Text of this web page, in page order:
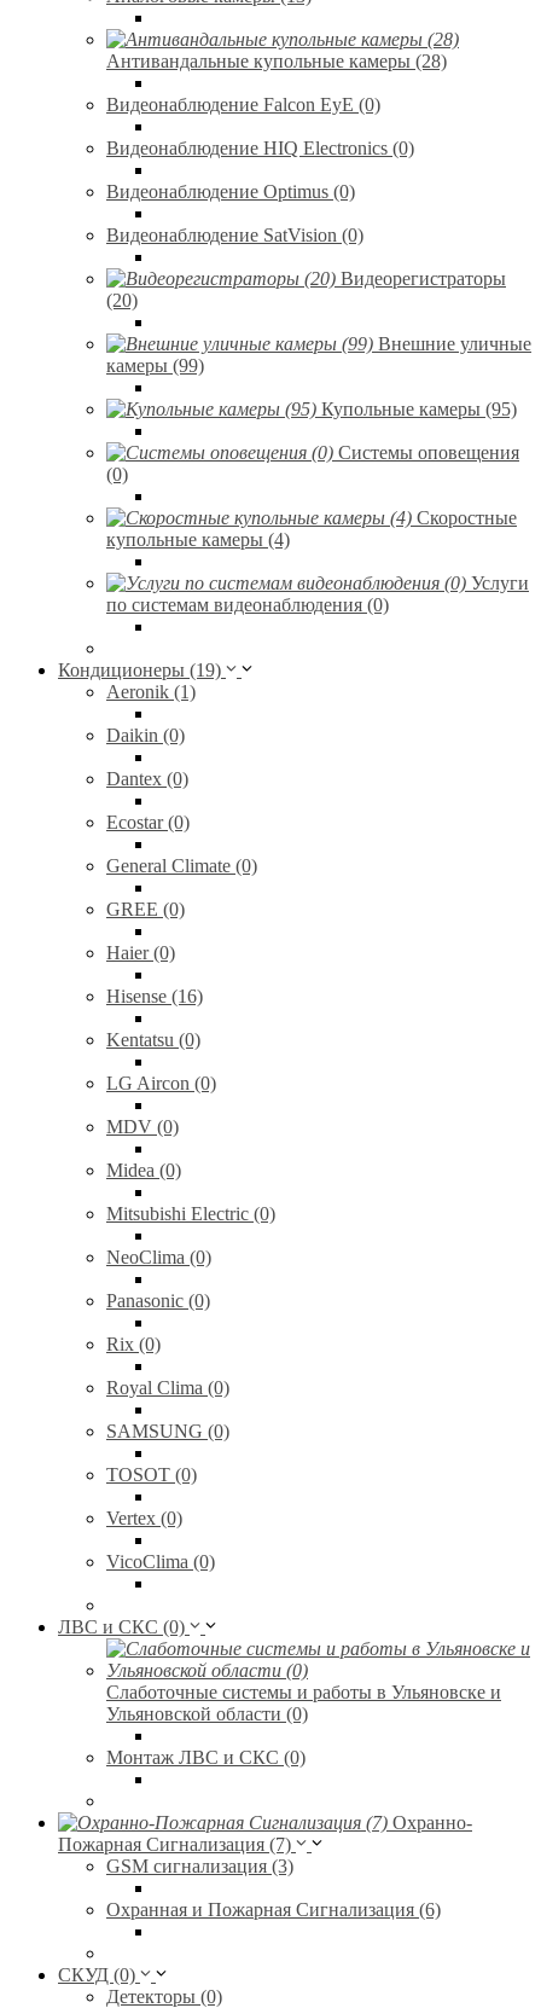
Антивандальные купольные камеры (28)
Видеонаблюдение Falcon EyE (0)
Видеонаблюдение HIQ Electronics (0)
Видеонаблюдение Optimus (0)
Видеонаблюдение SatVision (0)
Видеорегистраторы
(20)
Внешние уличные
камеры (99)
Купольные камеры (95)
Системы оповещения
(0)
Скоростные
купольные камеры (4)
Услуги
по системам видеонаблюдения (0)
Кондиционеры (19)
Aeronik (1)
Daikin (0)
Dantex (0)
Ecostar (0)
General Climate (0)
GREE (0)
Haier (0)
Hisense (16)
Kentatsu (0)
LG Aircon (0)
MDV (0)
Midea (0)
Mitsubishi Electric (0)
NeoClima (0)
Panasonic (0)
Rix (0)
Royal Clima (0)
SAMSUNG (0)
TOSOT (0)
Vertex (0)
VicoClima (0)
ЛВС и СКС (0)
Слаботочные системы и работы в Ульяновске и
Ульяновской области (0)
Монтаж ЛВС и СКС (0)
Охранно-
Пожарная Сигнализация (7)
GSM сигнализация (3)
Охранная и Пожарная Сигнализация (6)
СКУД (0)
Детекторы (0)